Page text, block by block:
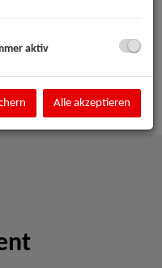
aktiv
Alle akzeptieren